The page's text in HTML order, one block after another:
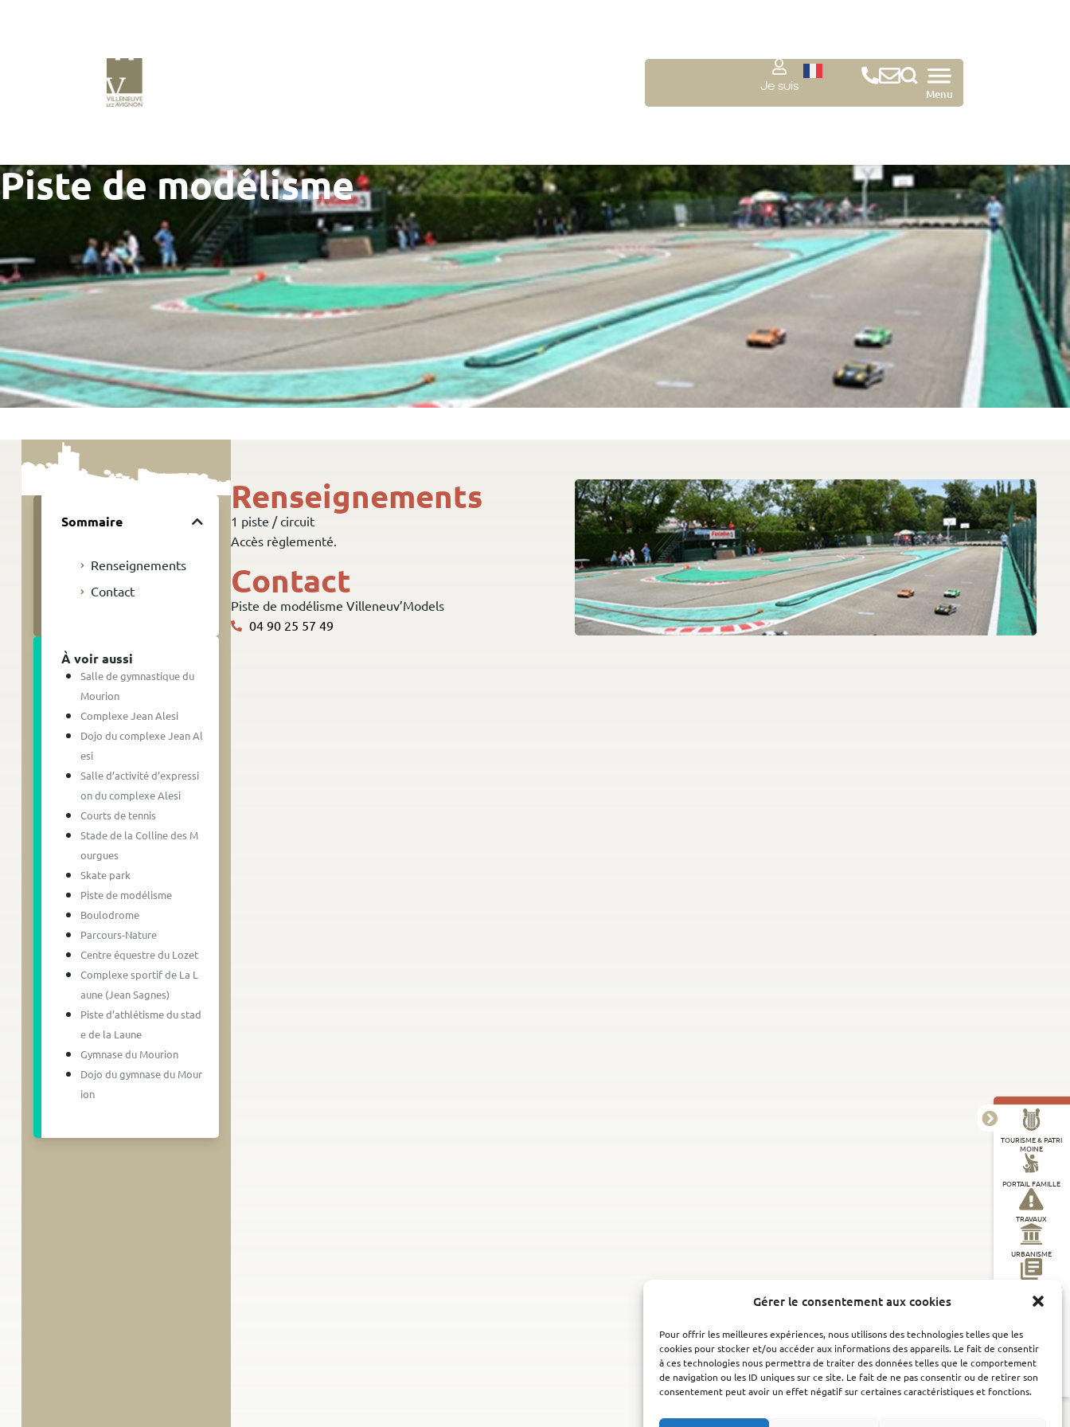
Gérer le consentement aux cookies
Pour offrir les meilleures expériences, nous utilisons des technologies telles que les
cookies pour stocker et/ou accéder aux informations des appareils. Le fait de consentir
à ces technologies nous permettra de traiter des données telles que le comportement
de navigation ou les ID uniques sur ce site. Le fait de ne pas consentir ou de retirer son
consentement peut avoir un effet négatif sur certaines caractéristiques et fonctions.
TOURISME & PATRI
MOINE
PORTAIL FAMILLE
TRAVAUX
URBANISME
DÉMARCHES EN LI
GNE
ADMINISTRATION
GÉNÉRALE
PRÉVENTION ET
SÉCURITÉ
Menu
Je suis
Piste de modélisme
Sommaire
Renseignements
Contact
À voir aussi
Salle de gymnastique du
Mourion
Complexe Jean Alesi
Dojo du complexe Jean Al
esi
Salle d’activité d’expressi
on du complexe Alesi
Courts de tennis
Stade de la Colline des M
ourgues
Skate park
Piste de modélisme
Boulodrome
Parcours-Nature
Centre équestre du Lozet
Complexe sportif de La L
aune (Jean Sagnes)
Piste d’athlétisme du stad
e de la Laune
Gymnase du Mourion
Dojo du gymnase du Mour
ion
Renseignements
1 piste / circuit
Accès règlementé.
Contact
Piste de modélisme Villeneuv’Models
04 90 25 57 49